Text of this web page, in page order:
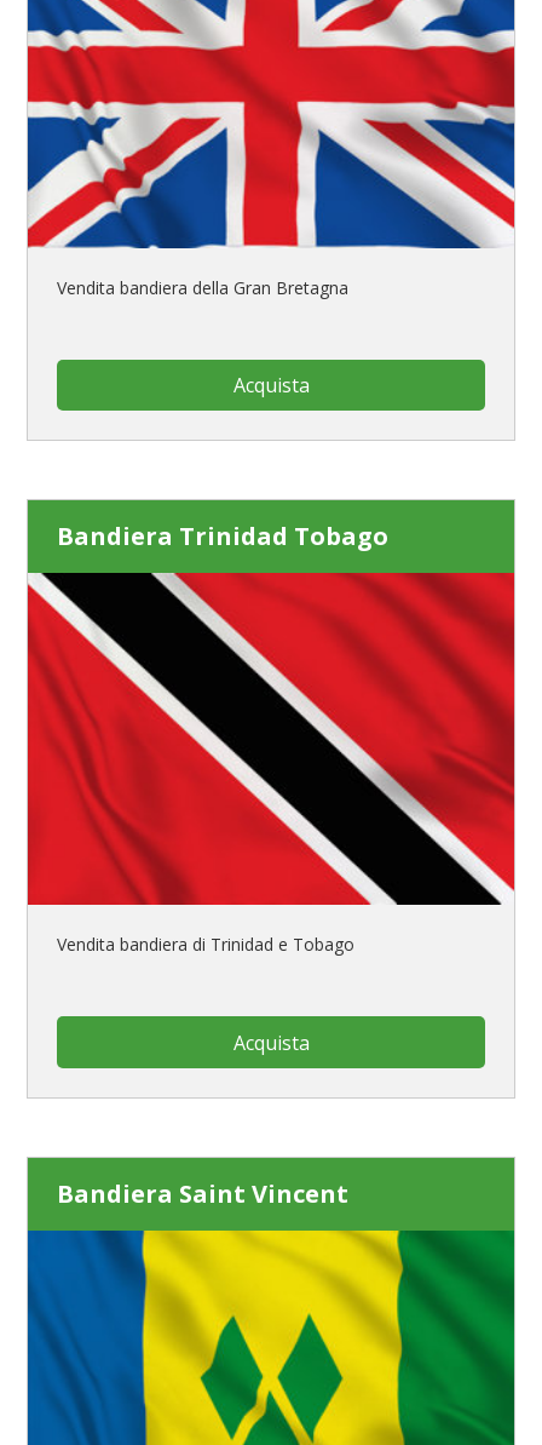
Vendita bandiera della Gran Bretagna
Acquista
Bandiera Trinidad Tobago
Vendita bandiera di Trinidad e Tobago
Acquista
Bandiera Saint Vincent